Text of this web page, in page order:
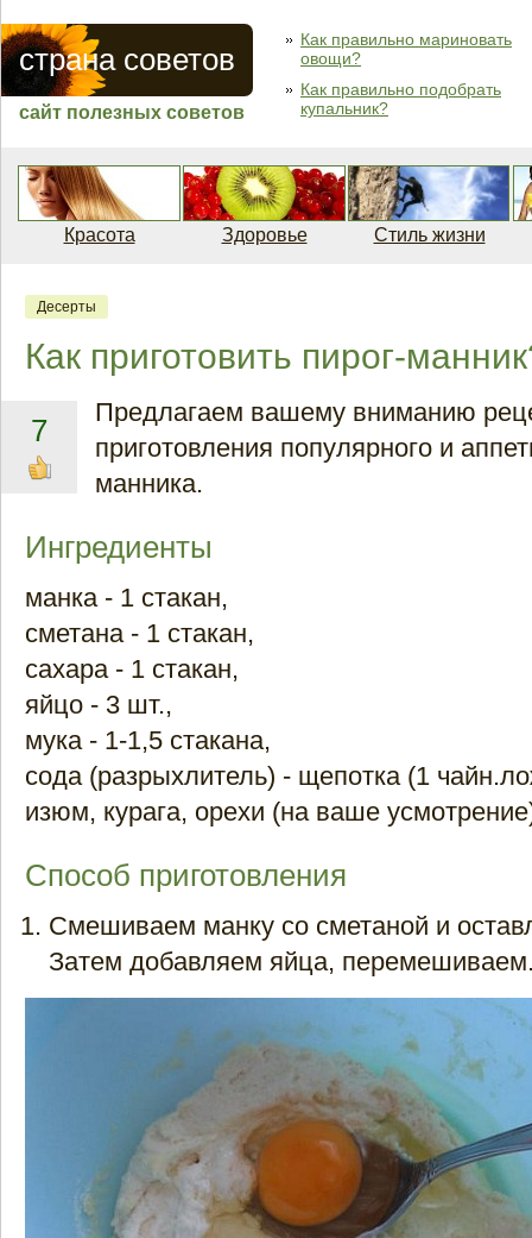
страна советов
сайт полезных советов
Как правильно мариновать
овощи?
Как правильно подобрать
купальник?
Красота Здоровье Стиль жизни
Десерты
Как приготовить пирог-
7
Предлагаем вашему вниманию
приготовления популярного и
манника.
Ингредиенты
манка - 1 стакан,
сметана - 1 стакан,
сахара - 1 стакан,
яйцо - 3 шт.,
мука - 1-1,5 стакана,
сода (разрыхлитель) - щепотка (1
изюм, курага, орехи (на ваше
Способ приготовления
Смешиваем манку со сметаной и
Затем добавляем яйца,